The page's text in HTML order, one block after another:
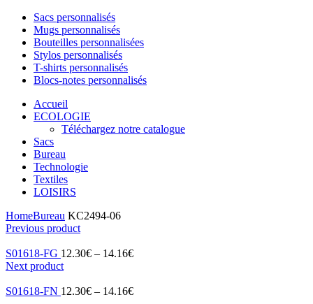
Sacs personnalisés
Mugs personnalisés
Bouteilles personnalisées
Stylos personnalisés
T-shirts personnalisés
Blocs-notes personnalisés
Accueil
ECOLOGIE
Téléchargez notre catalogue
Sacs
Bureau
Technologie
Textiles
LOISIRS
HomeBureau KC2494-06
Previous product
S01618-FG 12.30€ – 14.16€
Next product
S01618-FN 12.30€ – 14.16€